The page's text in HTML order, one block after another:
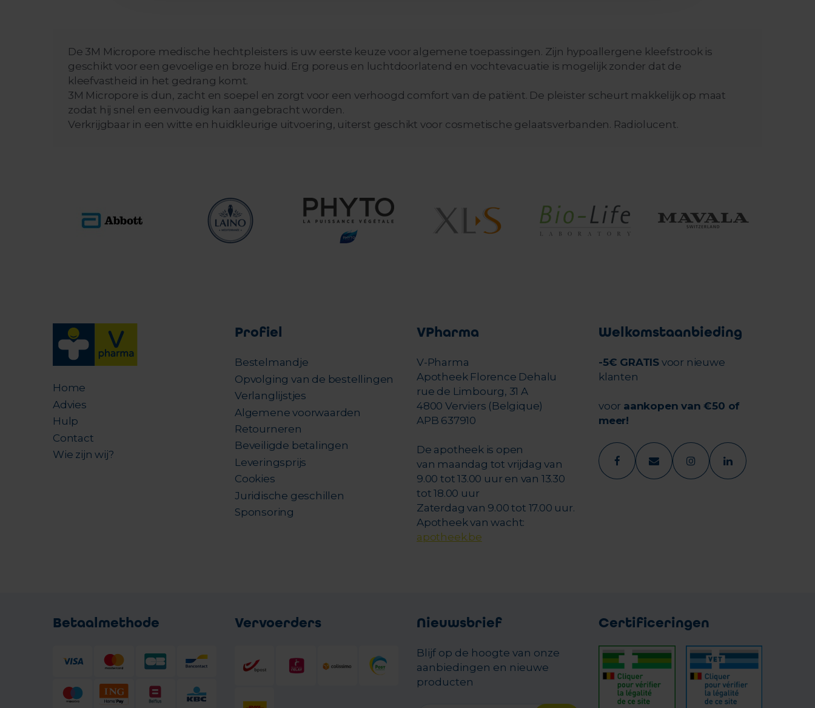
De 3M Micropore medische hechtpleisters is uw eerste keuze voor algemene toepassingen. Zijn hypoallergene kleefstrook is
geschikt voor een gevoelige en broze huid. Erg poreus en luchtdoorlatend en vochtevacuatie is mogelijk zonder dat de
kleefvastheid in het gedrang komt.
3M Micropore is dun, zacht en soepel en zorgt voor een verhoogd comfort van de patiënt. De pleister scheurt makkelijk op maat
zodat hij snel en eenvoudig kan aangebracht worden.
Verkrijgbaar in een witte en huidkleurige uitvoering, uiterst geschikt voor cosmetische gelaatsverbanden. Radiolucent.
Home
Advies
Hulp
Contact
Wie zijn wij?
Profiel
Bestelmandje
Opvolging van de bestellingen
Verlanglijstjes
Algemene voorwaarden
Retourneren
Beveiligde betalingen
Leveringsprijs
Cookies
Juridische geschillen
Sponsoring
VPharma
V-Pharma
Apotheek Florence Dehalu
rue de Limbourg, 31 A
4800 Verviers (Belgique)
APB 637910
De apotheek is open
van maandag tot vrijdag van
9.00 tot 13.00 uur en van 13.30
tot 18.00 uur
Zaterdag van 9.00 tot 17.00 uur.
Apotheek van wacht:
apotheek.be
Welkomstaanbieding
-5€ GRATIS voor nieuwe
klanten
voor aankopen van €50 of
meer!
Betaalmethode Vervoerders Nieuwsbrief
Blijf op de hoogte van onze
aanbiedingen en nieuwe
producten
Certificeringen